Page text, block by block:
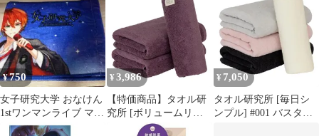
¥750
女子研究大学 おなけん
1stワンマンライブ マフ
ラータオル Zepp
¥ 3,986
【特価商品】タオル研
究所 [ボリュームリッ
チ] #003 バスタオル デ
¥ 7,050
タオル研究所 [毎日シ
ンプル] #001 バスタオ